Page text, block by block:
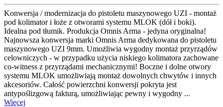
Konwersja / modernizacja do pistoletu maszynowego UZI - montaż
pod kolimator i łoże z otworami systemu MLOK (dół i boki).
Idealna pod tłumik. Produkcja Omnis Arma - jedyna oryginalna!
Najnowsza konwersja marki Omnis Arma dedykowana do pistoletu
maszynowego UZI 9mm. Umożliwia wygodny montaż przyrządów
celowniczych - w przypadku użycia niskiego kolimatora zachowane
co-witness z przyrządami mechanicznymi! Boczne i dolne otwory
systemu MLOK umożliwiają montaż dowolnych chwytów i innych
akcesoriów. Całość powierzchni konwersji pokryta jest
antypoślizgową fakturą, umożliwiając pewny i wygodny ...
Więcej